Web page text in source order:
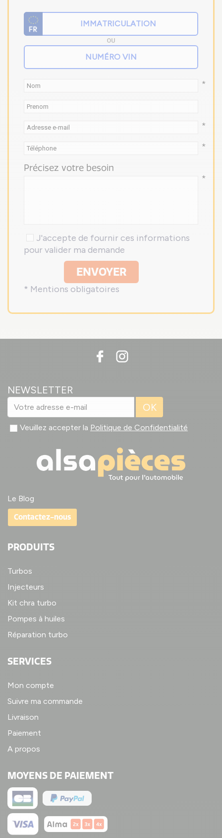
OU
*
*
*
Précisez votre besoin
*
J'accepte de fournir ces informations
pour valider ma demande
ENVOYER
* Mentions obligatoires
NEWSLETTER
OK
Veuillez accepter la Politique de Confidentialité
Le Blog
Contactez-nous
PRODUITS
Turbos
Injecteurs
Kit chra turbo
Pompes à huiles
Réparation turbo
SERVICES
Mon compte
Suivre ma commande
Livraison
Paiement
A propos
MOYENS DE PAIEMENT